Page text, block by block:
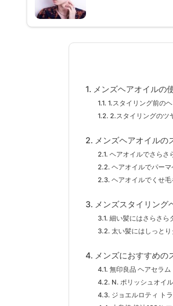
メンズヘアオイルの
1.スタイリング前の
2.スタイリングのツ
メンズヘアオイルの
ヘアオイルでさらさ
ヘアオイルでパー
ヘアオイルでくせ
メンズスタイリング
細い髪にはさらさら
太い髪にはしっと
メンズにおすすめの
無印良品 ヘアセラム
N. ポリッシュオイル
ジョエルロティ ト